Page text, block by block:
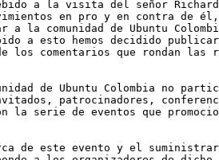
a la visita del señor
en pro y en contra de él,
a la comunidad de Ubuntu
a esto hemos decidido
los comentarios que rondan las
de Ubuntu Colombia no
patrocinadores,
la serie de eventos que
de este evento y el